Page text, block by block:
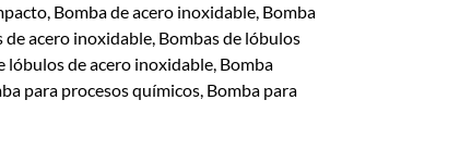
Bomba de acero inoxidable, Bomba
acero inoxidable, Bombas de lóbulos
de acero inoxidable, Bomba
para procesos químicos, Bomba para